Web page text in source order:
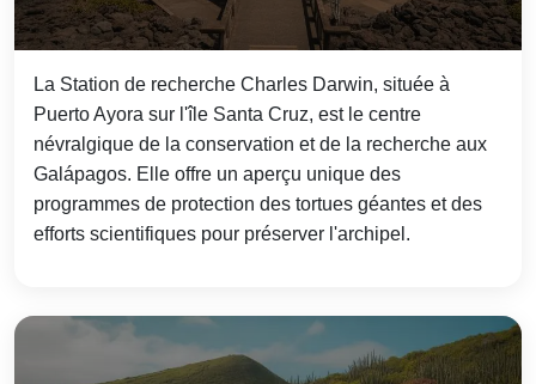
La Station de recherche Charles Darwin, située à
Puerto Ayora sur l'île Santa Cruz, est le centre
névralgique de la conservation et de la recherche aux
Galápagos. Elle offre un aperçu unique des
programmes de protection des tortues géantes et des
efforts scientifiques pour préserver l'archipel.